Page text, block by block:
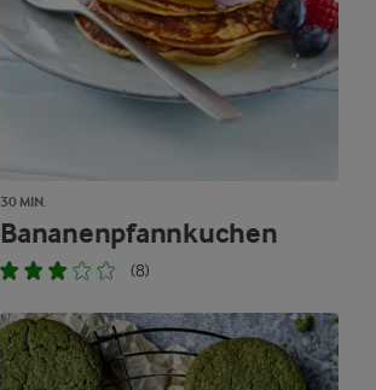
30 MIN.
Bananenpfannkuchen
(8)